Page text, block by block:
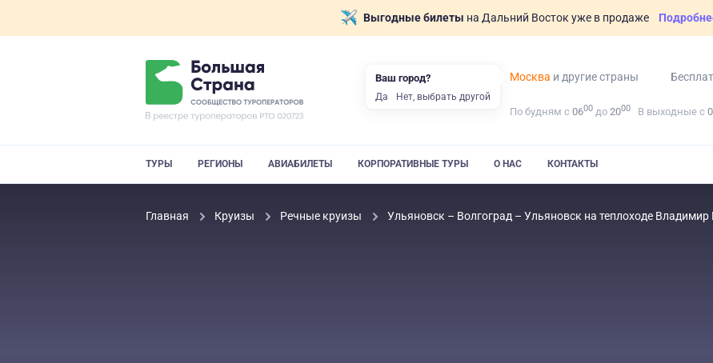
Выгодные билеты на Дальний Восток уже в продаже
Москва и другие страны
По будням с 0600 до 2000 В выходные с
ТУРЫ РЕГИОНЫ АВИАБИЛЕТЫ КОРПОРАТИВНЫЕ ТУРЫ О НАС КОНТАКТЫ
Главная Круизы Речные круизы Ульяновск – Волгоград – Ульяновск на теплоходе
Ваш город?
Да Нет, выбрать другой